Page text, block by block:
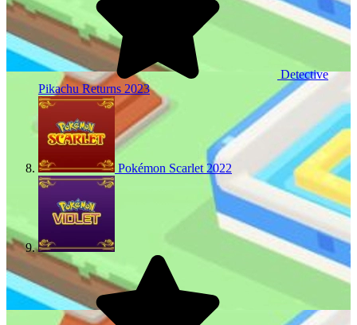
Detective
Pikachu Returns 2023
Pokémon Scarlet 2022